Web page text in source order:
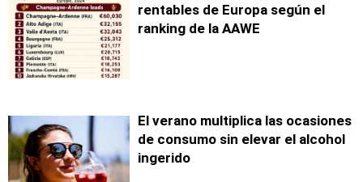
rentables de Europa según el
ranking de la AAWE
El verano multiplica las ocasiones
de consumo sin elevar el alcohol
ingerido